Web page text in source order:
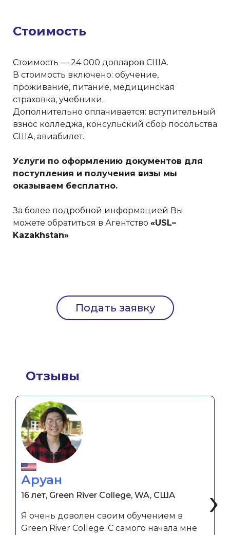
Стоимость
Стоимость — 24 000 долларов США.
В стоимость включено: обучение,
проживание, питание, медицинская
страховка, учебники.
Дополнительно оплачивается: вступительный
взнос колледжа, консульский сбор посольства
США, авиабилет.
Услуги по оформлению документов для
поступления и получения визы мы
оказываем бесплатно.
За более подробной информацией Вы
можете обратиться в Агентство «USL–
Kazakhstan»
Подать заявку
Отзывы
Аруан
16 лет, Green River College, WA, США
Я очень доволен своим обучением в
Green River College. С самого начала мне
›